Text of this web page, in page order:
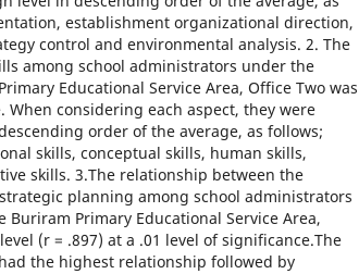
establishment organizational direction,
control and environmental analysis. 2. The
among school administrators under the
Educational Service Area, Office Two was
When considering each aspect, they were
order of the average, as follows;
skills, conceptual skills, human skills,
skills. 3.The relationship between the
planning among school administrators
Primary Educational Service Area,
(r = .897) at a .01 level of significance.The
the highest relationship followed by